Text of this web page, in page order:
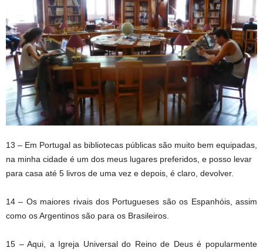
13 – Em Portugal as bibliotecas públicas são muito bem equipadas,
na minha cidade é um dos meus lugares preferidos, e posso levar
para casa até 5 livros de uma vez e depois, é claro, devolver.
14 – Os maiores rivais dos Portugueses são os Espanhóis, assim
como os Argentinos são para os Brasileiros.
15 – Aqui, a Igreja Universal do Reino de Deus é popularmente